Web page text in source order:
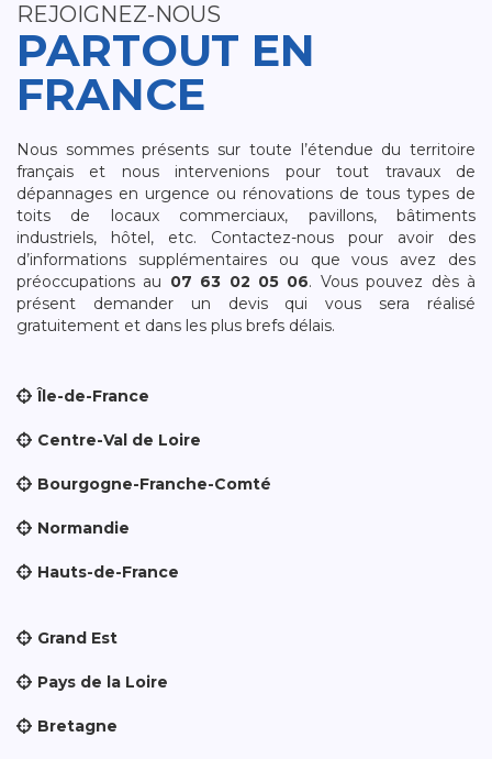
REJOIGNEZ-NOUS
PARTOUT EN
FRANCE
Nous sommes présents sur toute l’étendue du territoire
français et nous intervenions pour tout travaux de
dépannages en urgence ou rénovations de tous types de
toits de locaux commerciaux, pavillons, bâtiments
industriels, hôtel, etc. Contactez-nous pour avoir des
d’informations supplémentaires ou que vous avez des
préoccupations au 07 63 02 05 06. Vous pouvez dès à
présent demander un devis qui vous sera réalisé
gratuitement et dans les plus brefs délais.
Île-de-France
Centre-Val de Loire
Bourgogne-Franche-Comté
Normandie
Hauts-de-France
Grand Est
Pays de la Loire
Bretagne